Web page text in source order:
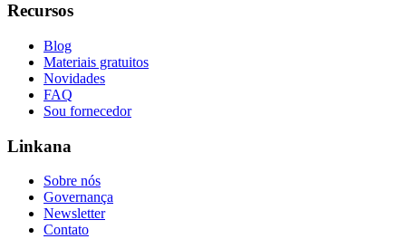
Recursos
Blog
Materiais gratuitos
Novidades
FAQ
Sou fornecedor
Linkana
Sobre nós
Governança
Newsletter
Contato